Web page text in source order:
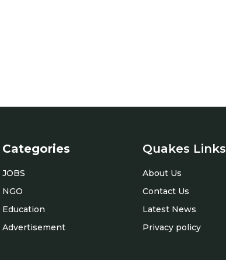
Categories
JOBS
NGO
Education
Advertisement
Quakes Links
About Us
Contact Us
Latest News
Privacy policy